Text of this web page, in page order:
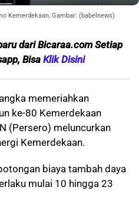
Kemerdekaan, Gambar: (babelnews)
dari Bicaraa.com Setiap
Bisa Klik Disini
memeriahkan
ke-80 Kemerdekaan
(Persero) meluncurkan
Kemerdekaan.
biaya tambah daya
mulai 10 hingga 23